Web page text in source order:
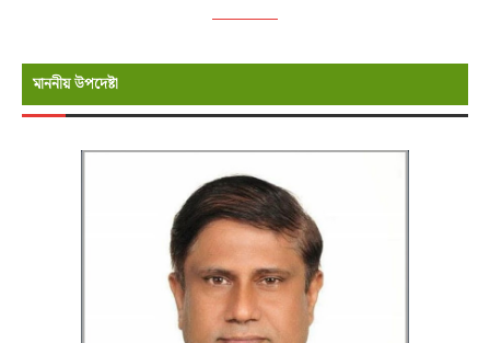
মাননীয় উপদেষ্টা